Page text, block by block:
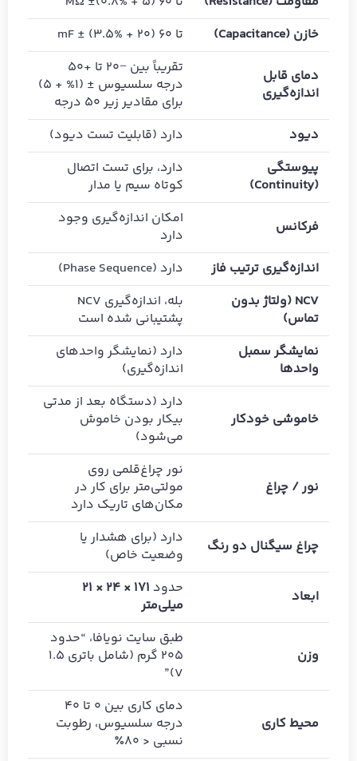
خازن (Capacitance)
تا 60 mF ± (3.5% + 20)
دمای قابل
اندازه‌گیری
تقریباً بین −20 تا +50
درجه سلسیوس ± (1% + 5)
برای مقادیر زیر 50 درجه
دیود
دارد (قابلیت تست دیود)
پیوستگی
(Continuity)
دارد، برای تست اتصال‌
کوتاه سیم یا مدار
فرکانس
امکان اندازه‌گیری وجود
دارد
اندازه‌گیری ترتیب فاز
دارد (Phase Sequence)
NCV (ولتاژ بدون
تماس)
بله، اندازه‌گیری NCV
پشتیبانی شده است
نمایشگر سمبل
واحدها
دارد (نمایشگر واحدهای
اندازه‌گیری)
خاموشی خودکار
دارد (دستگاه بعد از مدتی
بیکار بودن خاموش
می‌شود)
نور / چراغ
نور چراغ‌قلمی روی
مولتی‌متر برای کار در
مکان‌های تاریک دارد
چراغ سیگنال دو رنگ
دارد (برای هشدار یا
وضعیت خاص)
ابعاد حدود
171 × 24 × 21
میلی‌متر
وزن
طبق سایت نویافا، “حدود
205 گرم (شامل باتری 1.5
V)”
محیط کاری
دمای کاری بین 0 تا 40
درجه سلسیوس، رطوبت
نسبی < 80٪